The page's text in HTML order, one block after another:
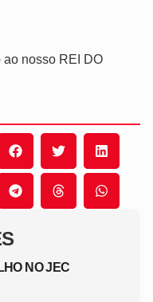
NO JEC
nosso REI DO